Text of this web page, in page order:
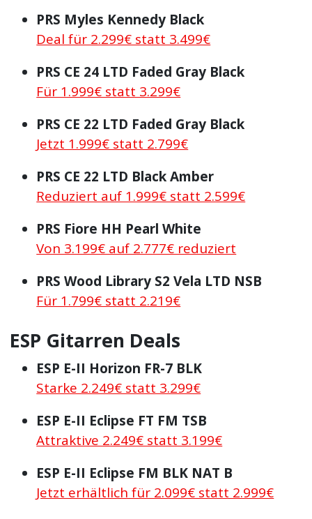
PRS Myles Kennedy Black
Deal für 2.299€ statt 3.499€
PRS CE 24 LTD Faded Gray Black
Für 1.999€ statt 3.299€
PRS CE 22 LTD Faded Gray Black
Jetzt 1.999€ statt 2.799€
PRS CE 22 LTD Black Amber
Reduziert auf 1.999€ statt 2.599€
PRS Fiore HH Pearl White
Von 3.199€ auf 2.777€ reduziert
PRS Wood Library S2 Vela LTD NSB
Für 1.799€ statt 2.219€
ESP Gitarren Deals
ESP E-II Horizon FR-7 BLK
Starke 2.249€ statt 3.299€
ESP E-II Eclipse FT FM TSB
Attraktive 2.249€ statt 3.199€
ESP E-II Eclipse FM BLK NAT B
Jetzt erhältlich für 2.099€ statt 2.999€